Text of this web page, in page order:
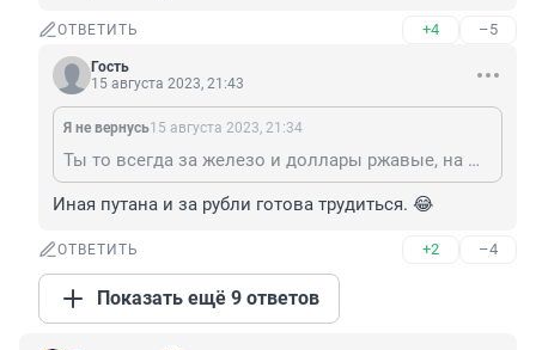
ОТВЕТИТЬ +4 –5
Гость
15 августа 2023, 21:43
Я не вернусь15 августа 2023, 21:34
Ты то всегда за железо и доллары ржавые, на жизни людские плевать. Такова ваша сущность...
Иная путана и за рубли готова трудиться. 😂
ОТВЕТИТЬ +2 –4
Показать ещё 9 ответов